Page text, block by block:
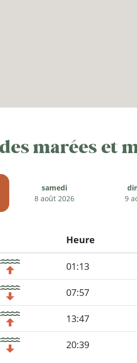
marées et
samedi
8 août 2026
9
Icon
Heure
01:13
07:57
13:47
20:39